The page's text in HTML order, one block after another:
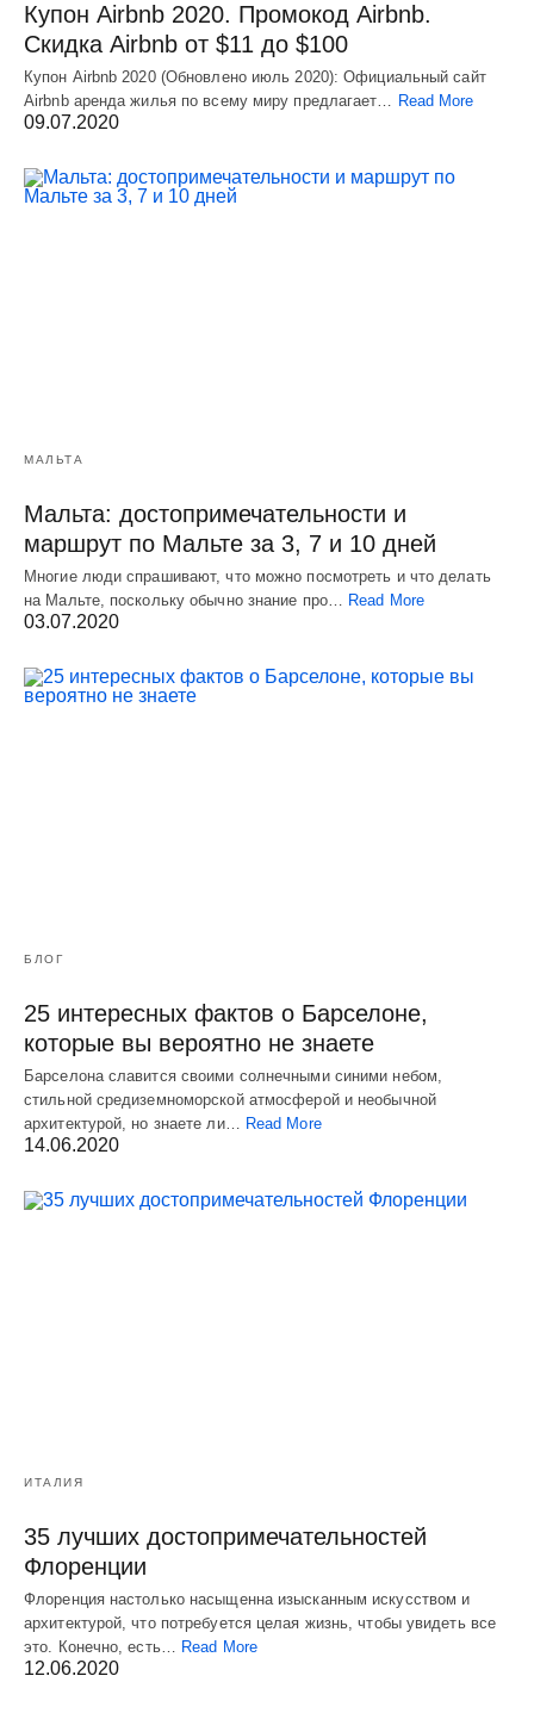
Купон Airbnb 2020. Промокод Airbnb.
Скидка Airbnb от $11 до $100
Купон Airbnb 2020 (Обновлено июль 2020): Официальный сайт
Airbnb аренда жилья по всему миру предлагает… Read More
09.07.2020
МАЛЬТА
Мальта: достопримечательности и
маршрут по Мальте за 3, 7 и 10 дней
Многие люди спрашивают, что можно посмотреть и что делать
на Мальте, поскольку обычно знание про… Read More
03.07.2020
БЛОГ
25 интересных фактов о Барселоне,
которые вы вероятно не знаете
Барселона славится своими солнечными синими небом,
стильной средиземноморской атмосферой и необычной
архитектурой, но знаете ли…
Read More
14.06.2020
ИТАЛИЯ
35 лучших достопримечательностей
Флоренции
Флоренция настолько насыщенна изысканным искусством и
архитектурой, что потребуется целая жизнь, чтобы увидеть все
это. Конечно, есть… Read More
12.06.2020